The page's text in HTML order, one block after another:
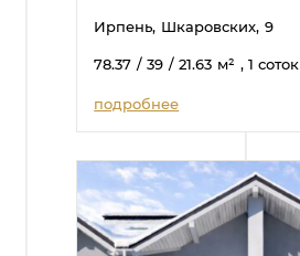
Ирпень, Шкаровских, 9
78.37 / 39 / 21.63 м² , 1 соток
подробнее